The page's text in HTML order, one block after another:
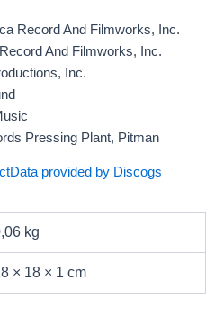
Record And Filmworks, Inc.
And Filmworks, Inc.
Inc.
Pressing Plant, Pitman
Data provided by Discogs
kg
× 18 × 1 cm